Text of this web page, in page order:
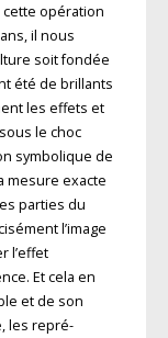
cette opération
il nous
soit fondée
été de brillants
les effets et
le choc
symbolique de
mesure exacte
parties du
l’image
l’effet
Et cela en
et de son
les repré­